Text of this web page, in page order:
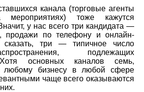
канала (торговые агенты
тоже кажутся
у нас всего три кандидата —
продажи по телефону и онлайн-
сказать, три — типичное число
подлежащих
основных каналов семь,
любому бизнесу в любой сфере
чаще всего оказываются